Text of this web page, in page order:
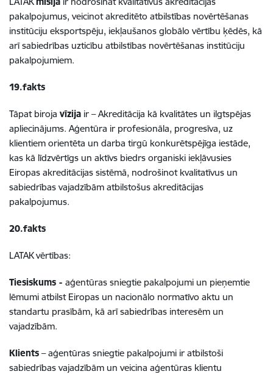
pakalpojumus, veicinot akreditēto atbilstības novērtēšanas
institūciju eksportspēju, iekļaušanos globālo vērtību ķēdēs, kā
arī sabiedrības uzticību atbilstības novērtēšanas institūciju
pakalpojumiem.
19.fakts
Tāpat biroja vīzija ir – Akreditācija kā kvalitātes un ilgtspējas
apliecinājums. Aģentūra ir profesionāla, progresīva, uz
klientiem orientēta un darba tirgū konkurētspējīga iestāde,
kas kā līdzvērtīgs un aktīvs biedrs organiski iekļāvusies
Eiropas akreditācijas sistēmā, nodrošinot kvalitatīvus un
sabiedrības vajadzībām atbilstošus akreditācijas
pakalpojumus.
20.fakts
LATAK vērtības:
Tiesiskums - aģentūras sniegtie pakalpojumi un pieņemtie
lēmumi atbilst Eiropas un nacionālo normatīvo aktu un
standartu prasībām, kā arī sabiedrības interesēm un
vajadzībām.
Klients – aģentūras sniegtie pakalpojumi ir atbilstoši
sabiedrības vajadzībām un veicina aģentūras klientu